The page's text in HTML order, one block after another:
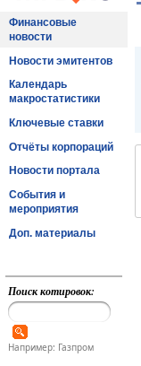
Финансовые
новости
Новости эмитентов
Календарь
макростатистики
Ключевые ставки
Отчёты корпораций
Новости портала
События и
мероприятия
Доп. материалы
Поиск котировок:
Например: Газпром